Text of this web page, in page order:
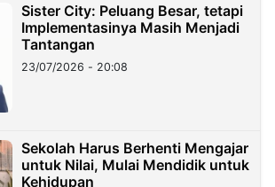
Sister City: Peluang Besar, tetapi
Implementasinya Masih Menjadi
Tantangan
23/07/2026 - 20:08
Sekolah Harus Berhenti Mengajar
untuk Nilai, Mulai Mendidik untuk
Kehidupan